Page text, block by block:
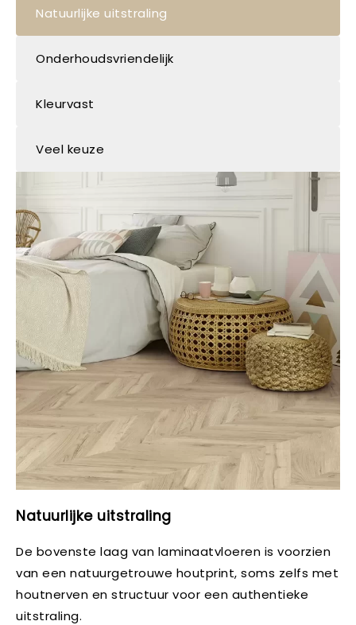
Natuurlijke uitstraling
De bovenste laag van laminaatvloeren is voorzien
van een natuurgetrouwe houtprint, soms zelfs met
houtnerven en structuur voor een authentieke
uitstraling.
Natuurlijke uitstraling
Onderhoudsvriendelijk
Kleurvast
Veel keuze